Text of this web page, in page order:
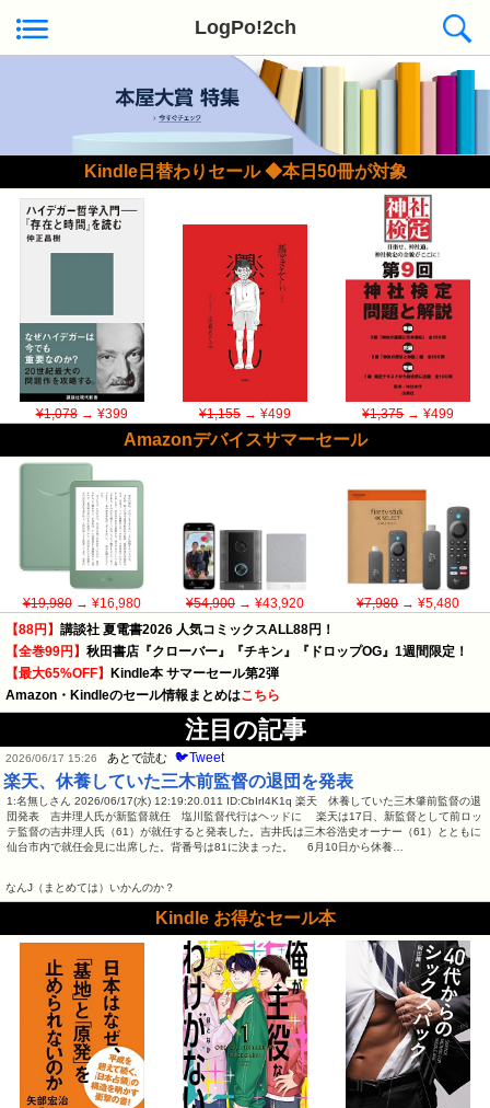
LogPo!2ch
Kindle日替わりセール ◆本日50冊が対象
¥1,078→ ¥399 ¥1,155→ ¥499 ¥1,375→ ¥499
Amazonデバイスサマーセール
¥19,980→ ¥16,980 ¥54,900→ ¥43,920 ¥7,980→ ¥5,480
【88円】 講談社 夏電書2026 人気コミックスALL88円！
【全巻99円】 秋田書店『クローバー』『チキン』『ドロップOG』1週間限定！
【最大65%OFF】
Kindle本 サマーセール第2弾
Amazon・Kindleのセール情報まとめはこちら
注目の記事
2026/06/17 15:26 あとで読む 🐦Tweet
楽天、休養していた三木前監督の退団を発表
1:名無しさん 2026/06/17(水) 12:19:20.011 ID:CbIrI4K1q 楽天 休養していた三木肇前監督の退
団発表 吉井理人氏が新監督就任 塩川監督代行はヘッドに 楽天は17日、新監督として前ロッ
テ監督の吉井理人氏（61）が就任すると発表した。吉井氏は三木谷浩史オーナー（61）とともに
仙台市内で就任会見に出席した。背番号は81に決まった。 6月10日から休養…
なんJ（まとめては）いかんのか？
Kindle お得なセール本